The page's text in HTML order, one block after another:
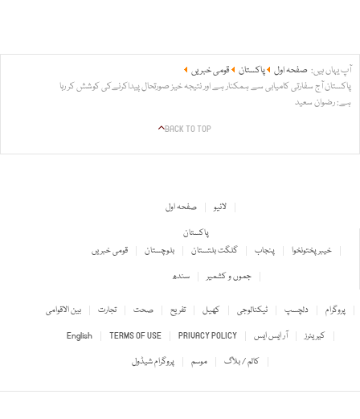
آپ یہاں ہیں: صفحہ اول پاکستان
قومی خبریں
پاکستان آج سفارتی کامیابی سے ہمکنار ہے اور نتیجہ خیز صورتحال پیداکرنےکی کوشش کر رہا
ہے: رضوان سعید
BACK TO TOP
صفحہ اول
لائیو
پاکستان
قومی خبریں
بلوچستان گلگت بلتستان پنجاب
خیبر پختونخوا
سندھ
جموں و کشمیر
بین الاقوامی تجارت صحت تفریح کھیل ٹیکنالوجی دلچسپ
پروگرام
English
TERMS OF USE PRIVACY POLICY آر ایس ایس
کیریئرز
پروگرام شیڈول
موسم کالم / بلاگ